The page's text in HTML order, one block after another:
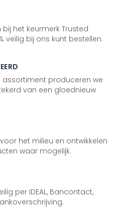
het keurmerk Trusted
veilig bij ons kunt bestellen.
assortiment produceren we
van een gloednieuw
het milieu en ontwikkelen
waar mogelijk.
per iDEAL, Bancontact,